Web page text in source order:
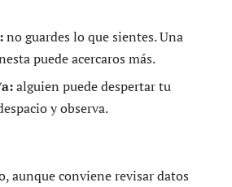
no guardes lo que sientes. Una
puede acercaros más.
alguien puede despertar tu
y observa.
aunque conviene revisar datos